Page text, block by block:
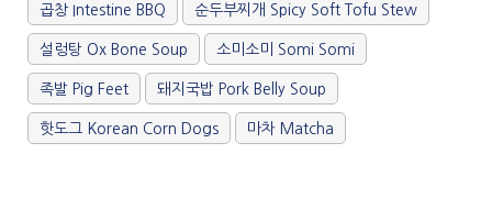
곱창 Intestine BBQ 순두부찌개 Spicy Soft Tofu Stew
설렁탕 Ox Bone Soup 소미소미 Somi Somi
족발 Pig Feet 돼지국밥 Pork Belly Soup
핫도그 Korean Corn Dogs 마차 Matcha